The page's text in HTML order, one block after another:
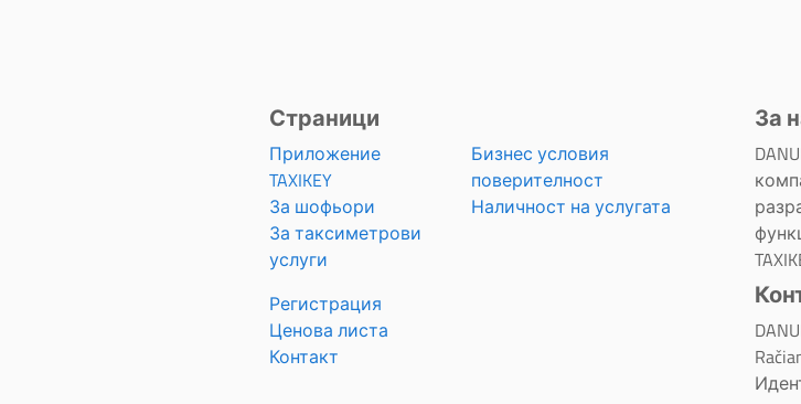
Страници
Приложение
TAXIKEY
За шофьори
За таксиметрови
услуги
Регистрация
Ценова листа
Контакт
Бизнес условия
поверителност
Наличност на услугата
За